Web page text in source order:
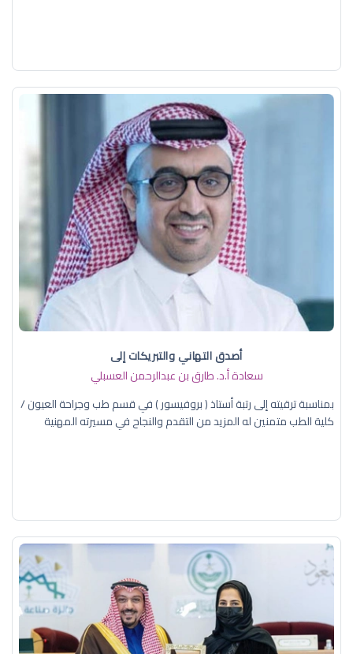
أصدق التهاني والتبريكات إلى
سعادة أ.د. ​طارق بن عبدالرحمن العسبلي
بمناسبة ترقيته إلى رتبة أستاذ ( بروفيسور ) في قسم طب وجراحة العيون /
كلية الطب متمنين له المزيد من التقدم والنجاح في مسيرته المهنية